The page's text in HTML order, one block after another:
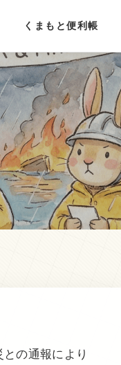
くまもと便利帳
の通報により